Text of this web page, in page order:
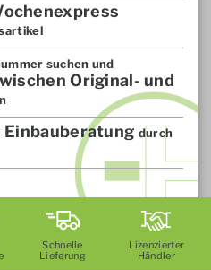
suchen und
Original- und
Einbauberatung durch
Schnelle
Lieferung
Lizenzierter
Händler